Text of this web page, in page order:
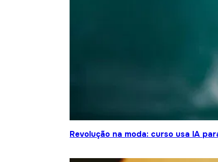
Revolução na moda: curso usa IA